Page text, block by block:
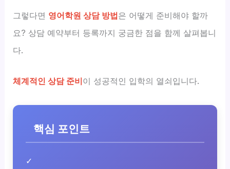
그렇다면 영어학원 상담 방법은 어떻게 준비해야 할까
요? 상담 예약부터 등록까지 궁금한 점을 함께 살펴봅니
다.
체계적인 상담 준비이 성공적인 입학의 열쇠입니다.
핵심 포인트
✓